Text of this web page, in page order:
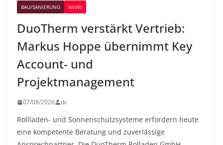
BAU/SANIERUNG NEWS
DuoTherm verstärkt Vertrieb:
Markus Hoppe übernimmt Key
Account- und
Projektmanagement
07/08/2026 dc
Rollladen- und Sonnenschutzsysteme erfordern heute
eine kompetente Beratung und zuverlässige